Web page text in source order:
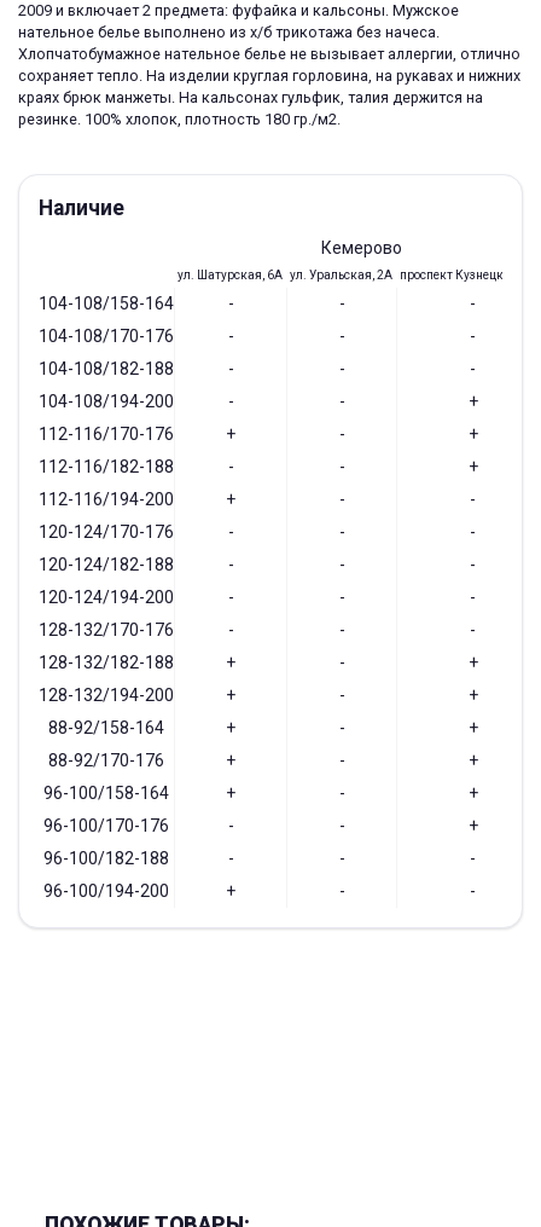
2009 и включает 2 предмета: фуфайка и кальсоны. Мужское
нательное белье выполнено из х/б трикотажа без начеса.
Хлопчатобумажное нательное белье не вызывает аллергии, отлично
сохраняет тепло. На изделии круглая горловина, на рукавах и нижних
краях брюк манжеты. На кальсонах гульфик, талия держится на
резинке. 100% хлопок, плотность 180 гр./м2.
Наличие
Кемерово
ул. Шатурская, 6А ул. Уральская, 2А проспект Кузнецкий,
104-108/158-164 - -
-
104-108/170-176
- -
-
104-108/182-188
- -
-
104-108/194-200
- -
+
112-116/170-176
+ -
+
112-116/182-188
- -
+
112-116/194-200
+ -
-
120-124/170-176
- -
-
120-124/182-188
- -
-
120-124/194-200
- -
-
128-132/170-176
- -
-
128-132/182-188
+ -
+
128-132/194-200
+ -
+
88-92/158-164
+ -
+
88-92/170-176
+ -
+
96-100/158-164
+ -
+
96-100/170-176
- -
+
96-100/182-188
- -
-
96-100/194-200
+ - -